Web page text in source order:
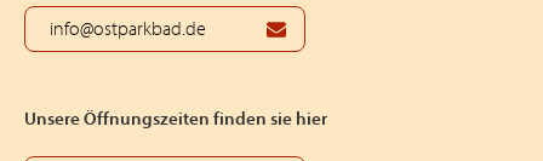
info@ostparkbad.de
Unsere Öffnungszeiten finden sie hier